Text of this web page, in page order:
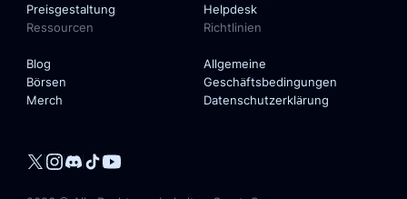
Preisgestaltung
Helpdesk
Ressourcen
Blog
Börsen
Merch
Richtlinien
Allgemeine
Geschäftsbedingungen
Datenschutzerklärung